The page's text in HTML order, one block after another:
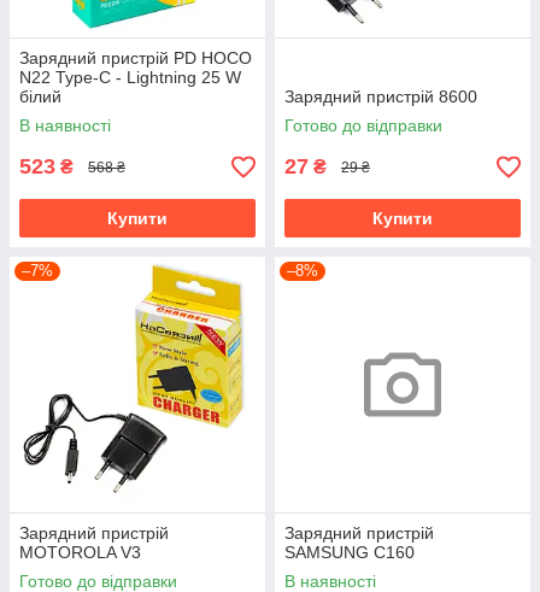
Зарядний пристрій PD HOCO
N22 Type-C - Lightning 25 W
білий
В наявності
523 ₴ 568 ₴
Купити
Зарядний пристрій 8600
Готово до відправки
27 ₴ 29 ₴
Купити
–7%
Зарядний пристрій
MOTOROLA V3
Готово до відправки
–8%
Зарядний пристрій
SAMSUNG C160
В наявності